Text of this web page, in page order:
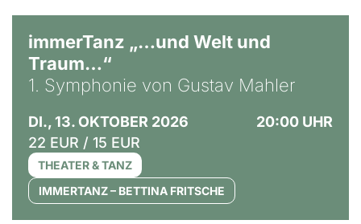
immerTanz „…und Welt und
Traum…“
1. Symphonie von Gustav Mahler
DI., 13. OKTOBER 2026
20:00 UHR
22 EUR / 15 EUR
THEATER & TANZ
IMMERTANZ – BETTINA FRITSCHE